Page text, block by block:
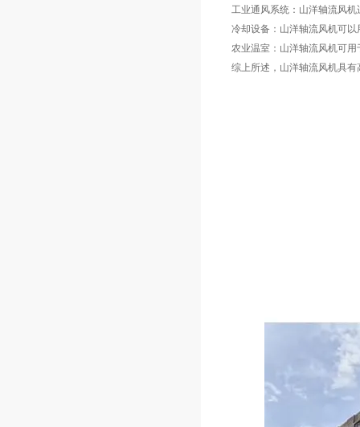
工业通风系统：山洋轴流风
冷却设备：山洋轴流风机可
农业温室：山洋轴流风机可
综上所述，山洋轴流风机具